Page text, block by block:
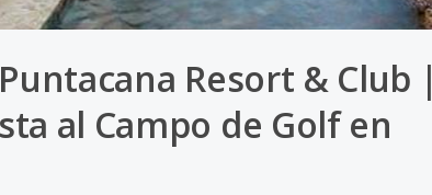
Resort & Club |
al Campo de Golf en